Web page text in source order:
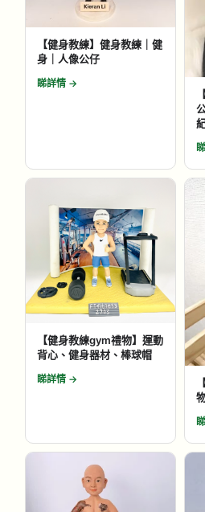
【健身教練】健身教練｜健
身｜人像公仔
睇詳情 →
【健身教練gym禮物】運動
背心、健身器材、棒球帽
睇詳情 →